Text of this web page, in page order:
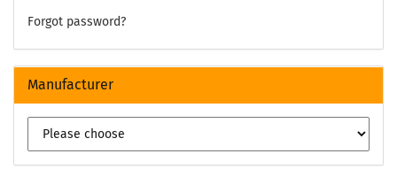
Forgot password?
Manufacturer